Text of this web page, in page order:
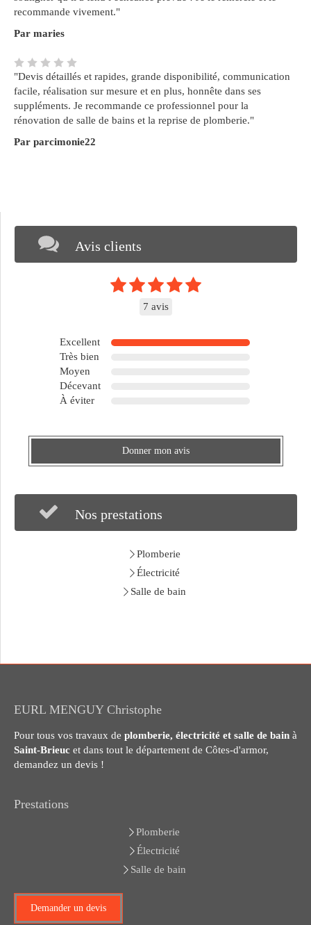
recommande vivement."
Par maries
"Devis détaillés et rapides, grande disponibilité, communication
facile, réalisation sur mesure et en plus, honnête dans ses
suppléments. Je recommande ce professionnel pour la
rénovation de salle de bains et la reprise de plomberie."
Par parcimonie22
Avis clients
7 avis
Excellent
Très bien
Moyen
Décevant
À éviter
Donner mon avis
Nos prestations
Plomberie
Électricité
Salle de bain
EURL MENGUY Christophe
Pour tous vos travaux de plomberie, électricité et salle de bain à
Saint-Brieuc et dans tout le département de Côtes-d'armor,
demandez un devis !
Prestations
Plomberie
Électricité
Salle de bain
Demander un devis